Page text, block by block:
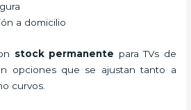
a domicilio
stock permanente para TVs de
opciones que se ajustan tanto a
curvos.